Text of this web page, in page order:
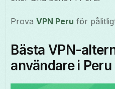
ProvaVPN Peru för
Bästa VPN-
användare i Peru